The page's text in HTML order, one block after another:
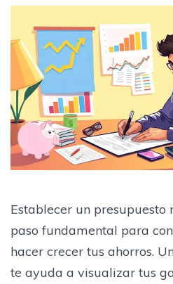
Establecer un
paso fundamental para
hacer crecer tus ahorros.
te ayuda a visualizar tus